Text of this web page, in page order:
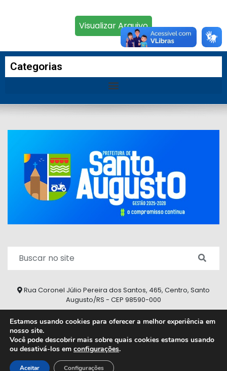
Visualizar Arquivo
Categorias
Rua Coronel Júlio Pereira dos Santos, 465, Centro, Santo
Augusto/RS - CEP 98590-000
2026 © Todos os direitos reservados.
Estamos usando cookies para oferecer a melhor experiência em
nosso site.
Você pode descobrir mais sobre quais cookies estamos usando
ou desativá-los em configurações.
Aceitar Configurações